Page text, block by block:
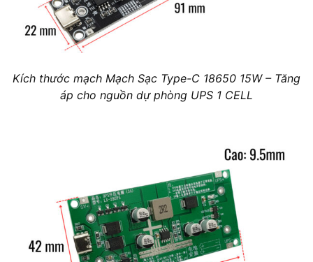
Kích thước mạch Mạch Sạc Type-C 18650 15W – Tăng
áp cho nguồn dự phòng UPS 1 CELL